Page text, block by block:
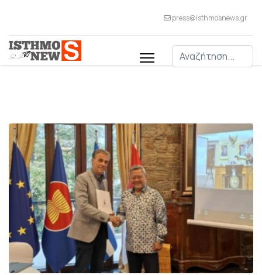
press@isthmosnews.gr
Αναζήτηση